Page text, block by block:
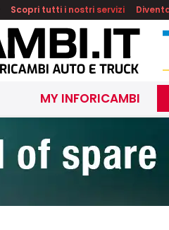
Scopri tutti i nostri servizi
MY INFORICAMBI